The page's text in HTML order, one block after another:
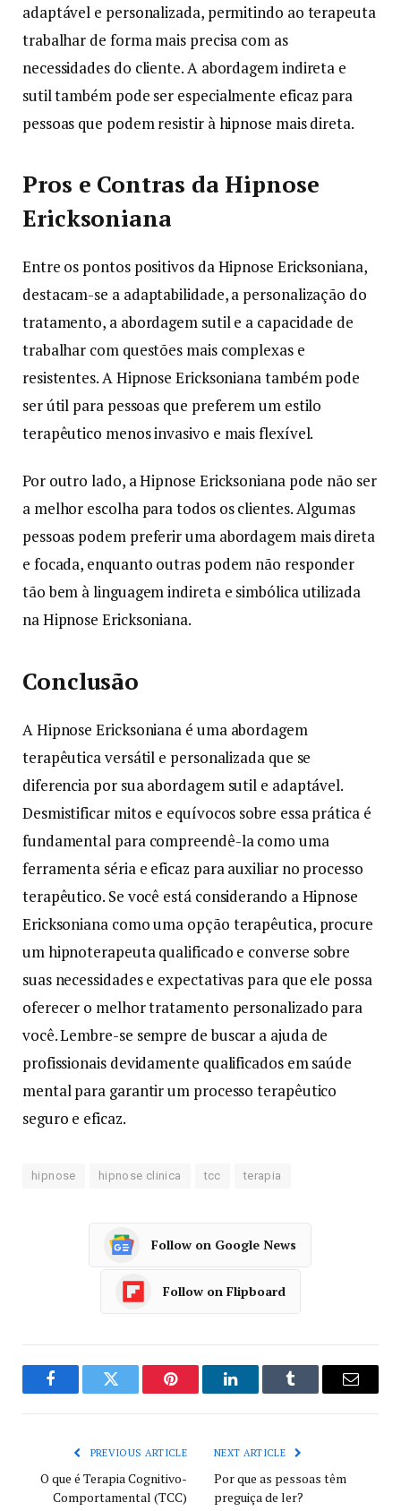
adaptável e personalizada, permitindo ao terapeuta
trabalhar de forma mais precisa com as
necessidades do cliente. A abordagem indireta e
sutil também pode ser especialmente eficaz para
pessoas que podem resistir à hipnose mais direta.
Pros e Contras da Hipnose
Ericksoniana
Entre os pontos positivos da Hipnose Ericksoniana,
destacam-se a adaptabilidade, a personalização do
tratamento, a abordagem sutil e a capacidade de
trabalhar com questões mais complexas e
resistentes. A Hipnose Ericksoniana também pode
ser útil para pessoas que preferem um estilo
terapêutico menos invasivo e mais flexível.
Por outro lado, a Hipnose Ericksoniana pode não ser
a melhor escolha para todos os clientes. Algumas
pessoas podem preferir uma abordagem mais direta
e focada, enquanto outras podem não responder
tão bem à linguagem indireta e simbólica utilizada
na Hipnose Ericksoniana.
Conclusão
A Hipnose Ericksoniana é uma abordagem
terapêutica versátil e personalizada que se
diferencia por sua abordagem sutil e adaptável.
Desmistificar mitos e equívocos sobre essa prática é
fundamental para compreendê-la como uma
ferramenta séria e eficaz para auxiliar no processo
terapêutico. Se você está considerando a Hipnose
Ericksoniana como uma opção terapêutica, procure
um hipnoterapeuta qualificado e converse sobre
suas necessidades e expectativas para que ele possa
oferecer o melhor tratamento personalizado para
você. Lembre-se sempre de buscar a ajuda de
profissionais devidamente qualificados em saúde
mental para garantir um processo terapêutico
seguro e eficaz.
hipnose hipnose clinica tcc terapia
Follow on Google News
Follow on Flipboard
FacebookTwitter Pinterest LinkedInTumblr Email
PREVIOUS ARTICLE
O que é Terapia Cognitivo-
Comportamental (TCC)
NEXT ARTICLE
Por que as pessoas têm
preguiça de ler?